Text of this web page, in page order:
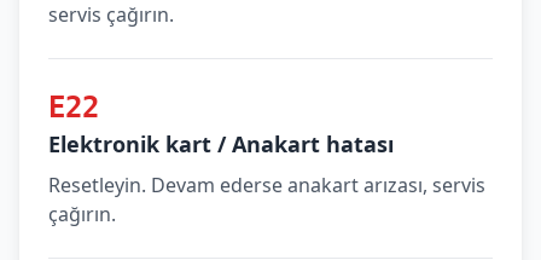
servis çağırın.
E22
Elektronik kart / Anakart hatası
Resetleyin. Devam ederse anakart arızası, servis
çağırın.